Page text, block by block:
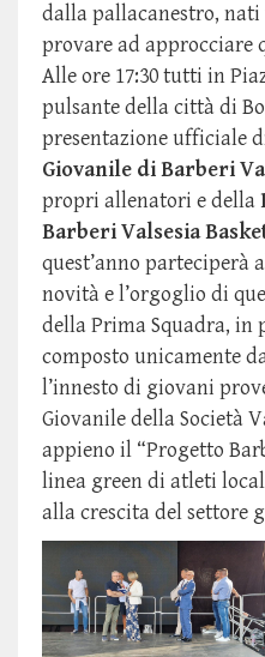
dalla pallacanestro, nati
provare ad approcciare
Alle ore 17:30 tutti in
pulsante della città di
presentazione ufficiale
Giovanile di Barberi
propri allenatori e della
Barberi Valsesia
quest’anno parteciperà
novità e l’orgoglio di
della Prima Squadra, in
composto unicamente
l’innesto di giovani
Giovanile della Società
appieno il “Progetto
linea green di atleti
alla crescita del settore